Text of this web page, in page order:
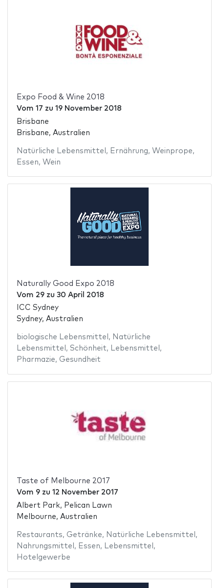
Expo Food & Wine 2018
Vom 17 zu 19 November 2018
Brisbane
Brisbane, Australien
Natürliche Lebensmittel , Ernährung, Weinprope,
Essen, Wein
Naturally Good Expo 2018
Vom 29zu 30 April 2018
ICC Sydney
Sydney, Australien
biologische Lebensmittel , Natürliche
Lebensmittel , Schönheit, Lebensmittel ,
Pharmazie, Gesundheit
Taste of Melbourne 2017
Vom 9zu 12 November 2017
Albert Park, Pelican Lawn
Melbourne, Australien
Restaurants, Getränke, Natürliche Lebensmittel ,
Nahrungsmittel , Essen, Lebensmittel ,
Hotelgewerbe